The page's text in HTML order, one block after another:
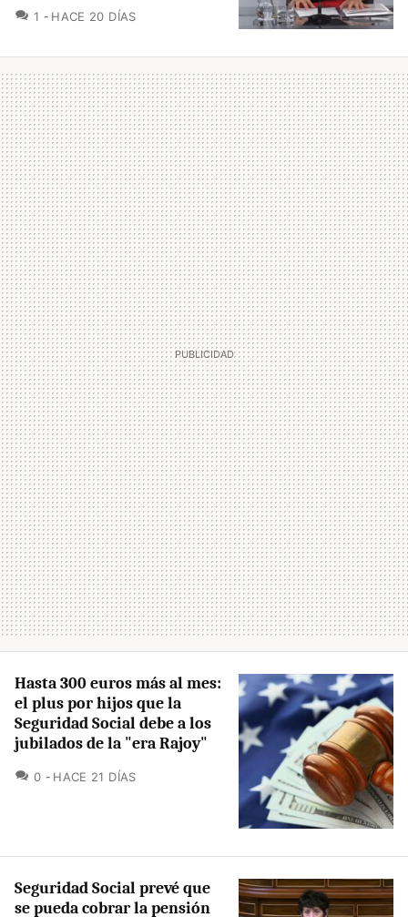
1 COMENTARIOS
HACE 20 DÍAS
Hasta 300 euros más al mes:
el plus por hijos que la
Seguridad Social debe a los
jubilados de la "era Rajoy"
0 COMENTARIOS
HACE 21 DÍAS
Seguridad Social prevé que
se pueda cobrar la pensión